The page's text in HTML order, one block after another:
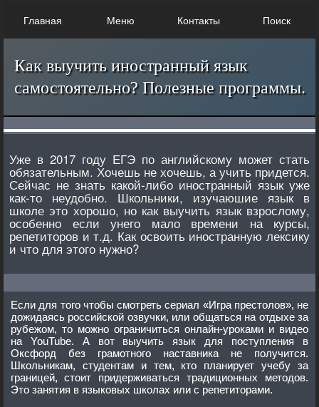
Главная Меню Контакты Поиск
Как выучить иностранный язык
самостоятельно? Полезные программы.
Уже в 2017 году ЕГЭ по английскому может стать
обязательным. Хочешь не хочешь, а учить придется.
Сейчас не знать какой-либо иностранный язык уже
как-то неудобно. Школьники, изучаюшие язык в
школе это хорошо, но как выучить язык взрослому,
особенно если унего мало времени на курсы,
репетиторов и т.д. Как освоить иностранную лексику
и что для этого нужно?
Если для того чтобы смотреть сериал «Игра престолов», не
дожидаясь российской озвучки, или общаться на отдыхе за
рубежом, то можно ограничиться онлайн-уроками и видео
на YouTube. А вот выучить язык для поступления в
Оксфорд без грамотного наставника не получится.
Школьникам, студентам и тем, кто планирует учебу за
границей, стоит придерживаться традиционных методов.
Это занятия в языковых школах или с репетиторами.